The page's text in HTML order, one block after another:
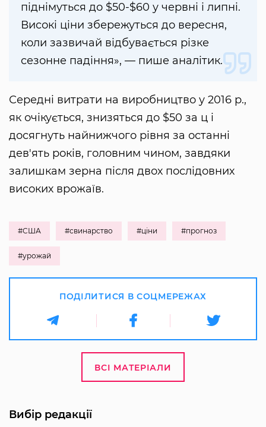
піднімуться до $50-$60 у червні і липні.
Високі ціни збережуться до вересня,
коли зазвичай відбувається різке
сезонне падіння», — пише аналітик.
Середні витрати на виробництво у 2016 р.,
як очікується, знизяться до $50 за ц і
досягнуть найнижчого рівня за останні
дев'ять років, головним чином, завдяки
залишкам зерна після двох послідовних
високих врожаїв.
#США #свинарство #ціни #прогноз
#урожай
ПОДІЛИТИСЯ В СОЦМЕРЕЖАХ
ВСІ МАТЕРІАЛИ
Вибір редакції